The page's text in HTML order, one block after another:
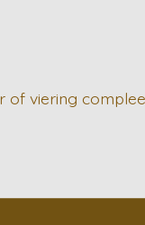
of viering